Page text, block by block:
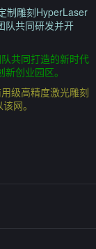
制雕刻HyperLaser
队共同研发并开
共同打造的新时代
创业园区。
级高精度激光雕刻
网。